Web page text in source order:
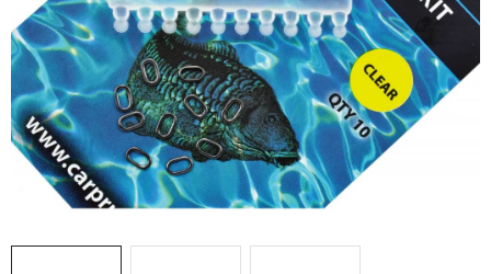
Tašky a obaly
Camping
Oblečení